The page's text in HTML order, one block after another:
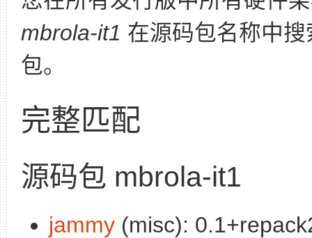
mbrola-it1 在源码包名称中
包。
完整匹配
源码包 mbrola-it1
jammy (misc):